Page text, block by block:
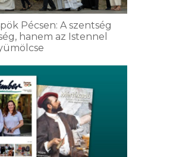
Pécsen: A szentség
hanem az Istennel